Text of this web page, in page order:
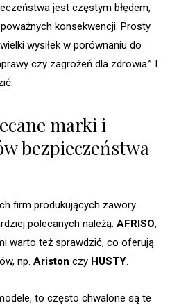
jest częstym błędem,
konsekwencji. Prosty
wysiłek w porównaniu do
czy zagrożeń dla zdrowia.” I
marki i
bezpieczeństwa
firm produkujących zawory
polecanych należą: AFRISO,
warto też sprawdzić, co oferują
np. Ariston czy HUSTY.
to często chwalone są te